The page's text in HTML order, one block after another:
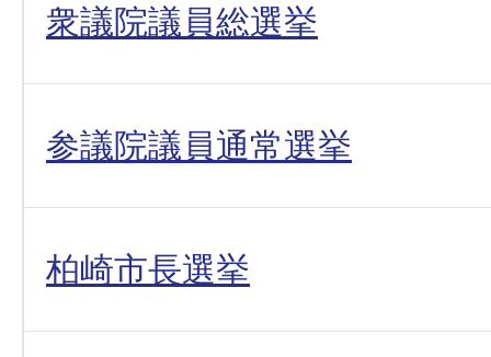
衆議院議員総選挙
参議院議員通常選挙
柏崎市長選挙